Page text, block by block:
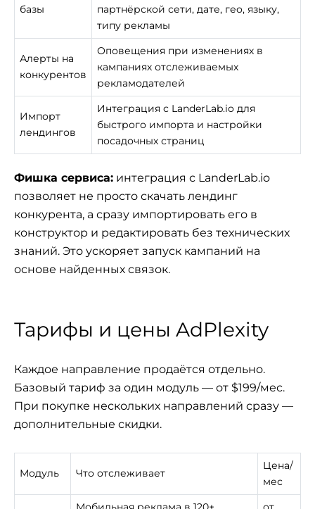
базы
партнёрской сети, дате, гео, языку,
типу рекламы
Алерты на
конкурентов
Оповещения при изменениях в
кампаниях отслеживаемых
рекламодателей
Импорт
лендингов
Интеграция с LanderLab.io для
быстрого импорта и настройки
посадочных страниц
Фишка сервиса: интеграция с LanderLab.io
позволяет не просто скачать лендинг
конкурента, а сразу импортировать его в
конструктор и редактировать без технических
знаний. Это ускоряет запуск кампаний на
основе найденных связок.
Тарифы и цены AdPlexity
Каждое направление продаётся отдельно.
Базовый тариф за один модуль — от $199/мес.
При покупке нескольких направлений сразу —
дополнительные скидки.
Модуль Что отслеживает
Цена/
мес